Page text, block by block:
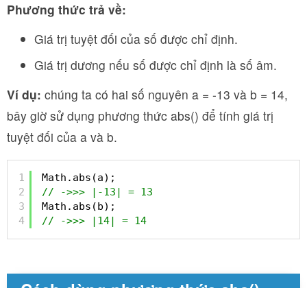
Phương thức trả về:
Giá trị tuyệt đối của số được chỉ định.
Giá trị dương nếu số được chỉ định là số âm.
Ví dụ: chúng ta có hai số nguyên a = -13 và b = 14,
bây giờ sử dụng phương thức abs() để tính giá trị
tuyệt đối của a và b.
1
2
3
4
Math.abs(a);
// ->>> |-13| = 13
Math.abs(b);
// ->>> |14| = 14